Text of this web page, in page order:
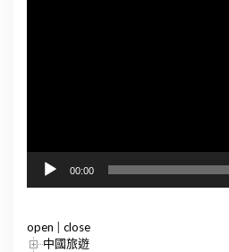
00:00
open
close
中國旅遊